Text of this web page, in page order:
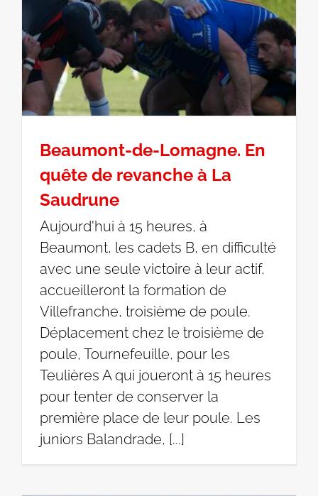
Beaumont-de-Lomagne. En
quête de revanche à La
Saudrune
Aujourd'hui à 15 heures, à
Beaumont, les cadets B, en difficulté
avec une seule victoire à leur actif,
accueilleront la formation de
Villefranche, troisième de poule.
Déplacement chez le troisième de
poule, Tournefeuille, pour les
Teulières A qui joueront à 15 heures
pour tenter de conserver la
première place de leur poule. Les
juniors Balandrade, [...]